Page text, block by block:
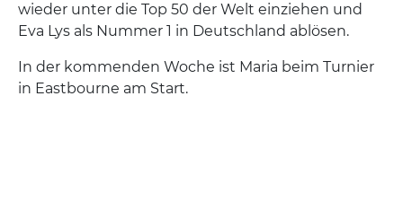
wieder unter die Top 50 der Welt einziehen und
Eva Lys als Nummer 1 in Deutschland ablösen.
In der kommenden Woche ist Maria beim Turnier
in Eastbourne am Start.